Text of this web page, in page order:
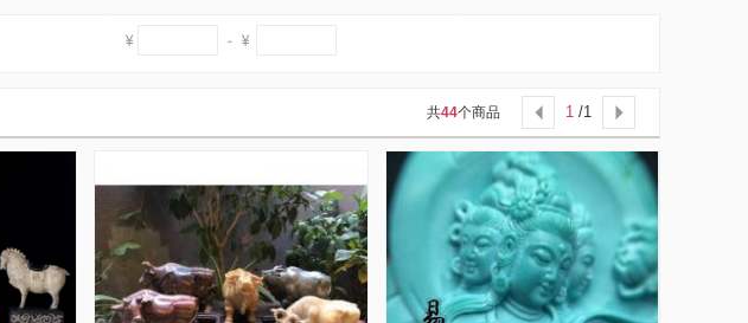
共44个商品  1 /1 